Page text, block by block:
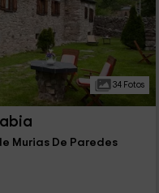
34 Fotos
Murias De Paredes